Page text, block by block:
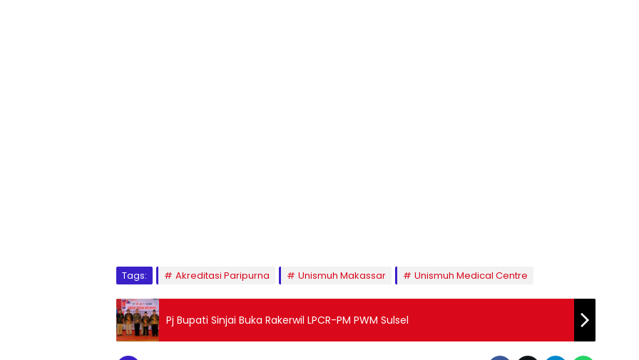
Tags: Akreditasi Paripurna Unismuh Makassar Unismuh Medical Centre
Pj Bupati Sinjai Buka Rakerwil LPCR-PM PWM Sulsel